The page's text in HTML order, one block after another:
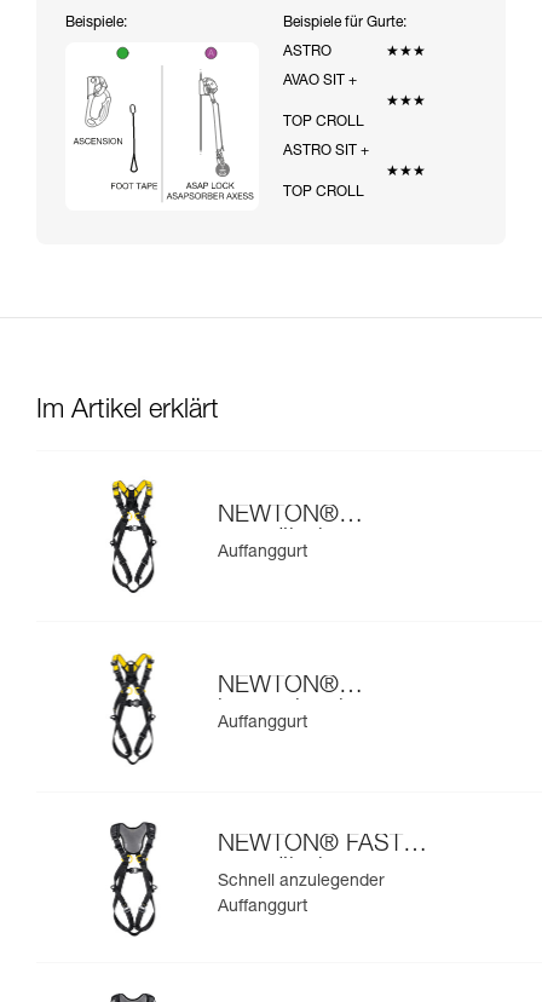
Beispiele:
Beispiele für Gurte:
ASTRO
★★★
AVAO SIT +
TOP CROLL
★★★
ASTRO SIT +
TOP CROLL
★★★
Im Artikel erklärt
NEWTON®
europäische
Ausführung
Auffanggurt
NEWTON®
internationale
Ausführung
Auffanggurt
NEWTON® FAST
europäische
Ausführung
Schnell anzulegender
Auffanggurt